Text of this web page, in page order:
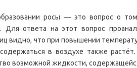
росы — это вопрос о
Для ответа на этот вопрос
видно, что при повышении
в воздухе также
возможной жидкости,